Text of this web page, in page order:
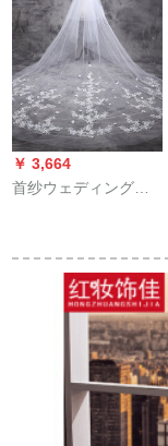
￥ 3,664
首纱ウェディングド
ーリング结婚ウェデ
ィングベール撮影ヘ
ッドライン白3.8メー
トル×3メートル幅
175 cm以上